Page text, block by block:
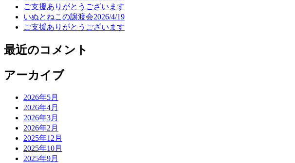
ご支援ありがとうございます
いぬとねこの譲渡会2026/4/19
ご支援ありがとうございます
最近のコメント
アーカイブ
2026年5月
2026年4月
2026年3月
2026年2月
2025年12月
2025年10月
2025年9月